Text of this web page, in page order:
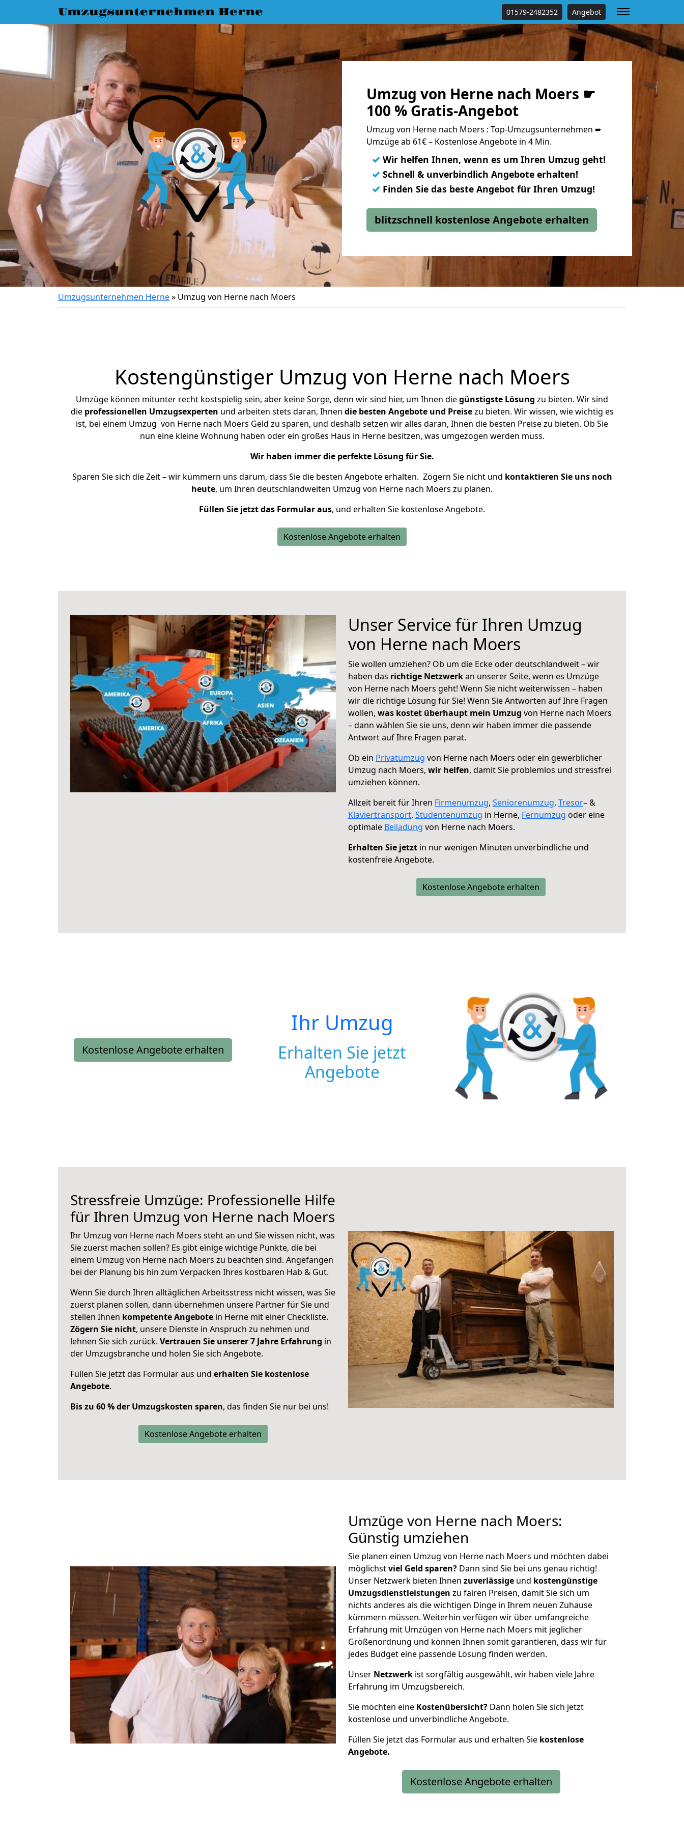
Umzugsunternehmen Herne 01579-2482352 Angebot
Umzug von Herne nach Moers ☛
100 % Gratis-Angebot
Umzug von Herne nach Moers : Top-Umzugsunternehmen ➨
Umzüge ab 61€ – Kostenlose Angebote in 4 Min.
✓ Wir helfen Ihnen, wenn es um Ihren Umzug geht!
✓ Schnell & unverbindlich Angebote erhalten!
✓ Finden Sie das beste Angebot für Ihren Umzug!
blitzschnell kostenlose Angebote erhalten
Umzugsunternehmen Herne» Umzug von Herne nach Moers
Kostengünstiger Umzug von Herne nach Moers
Umzüge können mitunter recht kostspielig sein, aber keine Sorge, denn wir sind hier, um Ihnen diegünstigste Lösung zu bieten. Wir sind
die professionellen Umzugsexperten und arbeiten stets daran, Ihnen die besten Angebote und Preisezu bieten. Wir wissen, wie wichtig es
ist, bei einem Umzug von Herne nach Moers Geld zu sparen, und deshalb setzen wir alles daran, Ihnen die besten Preise zu bieten. Ob Sie
nun eine kleine Wohnung haben oder ein großes Haus in Herne besitzen, was umgezogen werden muss.
Wir haben immer die perfekte Lösung für Sie.
Sparen Sie sich die Zeit – wir kümmern uns darum, dass Sie die besten Angebote erhalten. Zögern Sie nicht und kontaktieren Sie uns noch
heute, um Ihren deutschlandweiten Umzug von Herne nach Moers zu planen.
Füllen Sie jetzt das Formular aus, und erhalten Sie kostenlose Angebote.
Kostenlose Angebote erhalten
Unser Service für Ihren Umzug
von Herne nach Moers
Sie wollen umziehen? Ob um die Ecke oder deutschlandweit – wir
haben das richtige Netzwerkan unserer Seite, wenn es Umzüge
von Herne nach Moers geht! Wenn Sie nicht weiterwissen – haben
wir die richtige Lösung für Sie! Wenn Sie Antworten auf Ihre Fragen
wollen, was kostet überhaupt mein Umzug von Herne nach Moers
– dann wählen Sie sie uns, denn wir haben immer die passende
Antwort auf Ihre Fragen parat.
Ob ein Privatumzug von Herne nach Moers oder ein gewerblicher
Umzug nach Moers, wir helfen, damit Sie problemlos und stressfrei
umziehen können.
Allzeit bereit für Ihren Firmenumzug, Seniorenumzug, Tresor– &
Klaviertransport, Studentenumzug in Herne, Fernumzug oder eine
optimale Beiladung von Herne nach Moers.
Erhalten Sie jetzt in nur wenigen Minuten unverbindliche und
kostenfreie Angebote.
Kostenlose Angebote erhalten
Kostenlose Angebote erhalten
Ihr Umzug
Erhalten Sie jetzt
Angebote
Stressfreie Umzüge: Professionelle Hilfe
für Ihren Umzug von Herne nach Moers
Ihr Umzug von Herne nach Moers steht an und Sie wissen nicht, was
Sie zuerst machen sollen? Es gibt einige wichtige Punkte, die bei
einem Umzug von Herne nach Moers zu beachten sind. Angefangen
bei der Planung bis hin zum Verpacken Ihres kostbaren Hab & Gut.
Wenn Sie durch Ihren alltäglichen Arbeitsstress nicht wissen, was Sie
zuerst planen sollen, dann übernehmen unsere Partner für Sie und
stellen Ihnen kompetente Angebote in Herne mit einer Checkliste.
Zögern Sie nicht, unsere Dienste in Anspruch zu nehmen und
lehnen Sie sich zurück. Vertrauen Sie unserer 7 Jahre Erfahrung in
der Umzugsbranche und holen Sie sich Angebote.
Füllen Sie jetzt das Formular aus und erhalten Sie kostenlose
Angebote.
Bis zu 60 % der Umzugskosten sparen, das finden Sie nur bei uns!
Kostenlose Angebote erhalten
Umzüge von Herne nach Moers:
Günstig umziehen
Sie planen einen Umzug von Herne nach Moers und möchten dabei
möglichstviel Geld sparen? Dann sind Sie bei uns genau richtig!
Unser Netzwerk bieten Ihnen zuverlässige und kostengünstige
Umzugsdienstleistungen zu fairen Preisen, damit Sie sich um
nichts anderes als die wichtigen Dinge in Ihrem neuen Zuhause
kümmern müssen. Weiterhin verfügen wir über umfangreiche
Erfahrung mit Umzügen von Herne nach Moers mit jeglicher
Größenordnung und können Ihnen somit garantieren, dass wir für
jedes Budget eine passende Lösung finden werden.
Unser Netzwerk ist sorgfältig ausgewählt, wir haben viele Jahre
Erfahrung im Umzugsbereich.
Sie möchten eine Kostenübersicht? Dann holen Sie sich jetzt
kostenlose und unverbindliche Angebote.
Füllen Sie jetzt das Formular aus und erhalten Sie kostenlose
Angebote.
Kostenlose Angebote erhalten